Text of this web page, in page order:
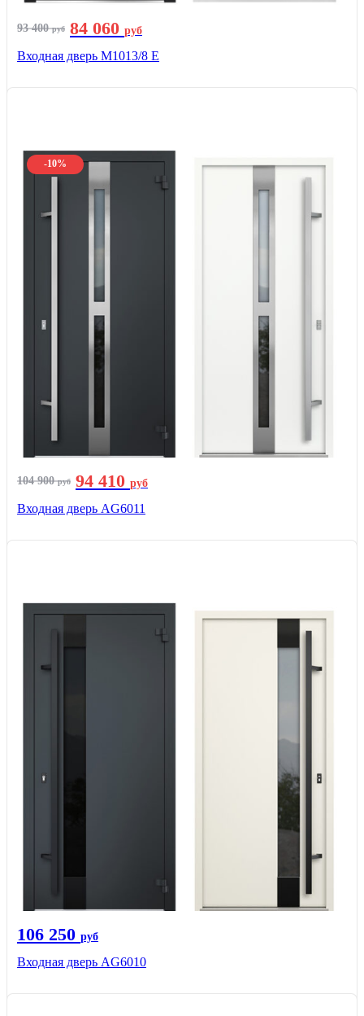
93 400руб 84 060 руб
Входная дверь М1013/8 E
-10%
104 900руб 94 410 руб
Входная дверь AG6011
106 250 руб
Входная дверь AG6010